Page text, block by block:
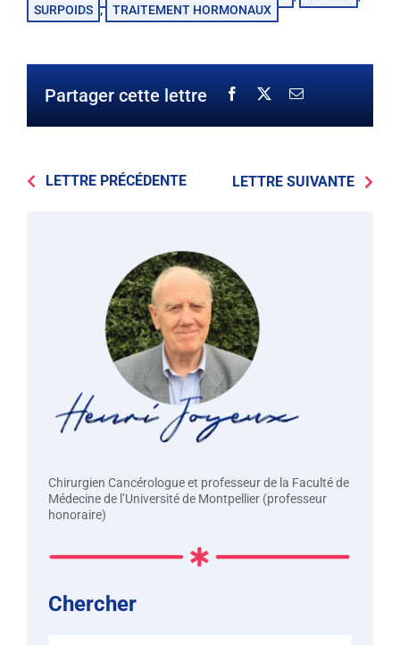
SURPOIDS , TRAITEMENT HORMONAUX
Partager cette lettre
LETTRE PRÉCÉDENTE LETTRE SUIVANTE
Chirurgien Cancérologue et professeur de la Faculté de
Médecine de l’Université de Montpellier (professeur
honoraire)
Chercher